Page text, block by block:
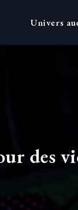
Univers
des